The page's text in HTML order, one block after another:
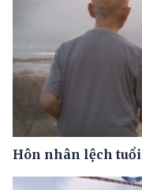
Hôn nhân lệch